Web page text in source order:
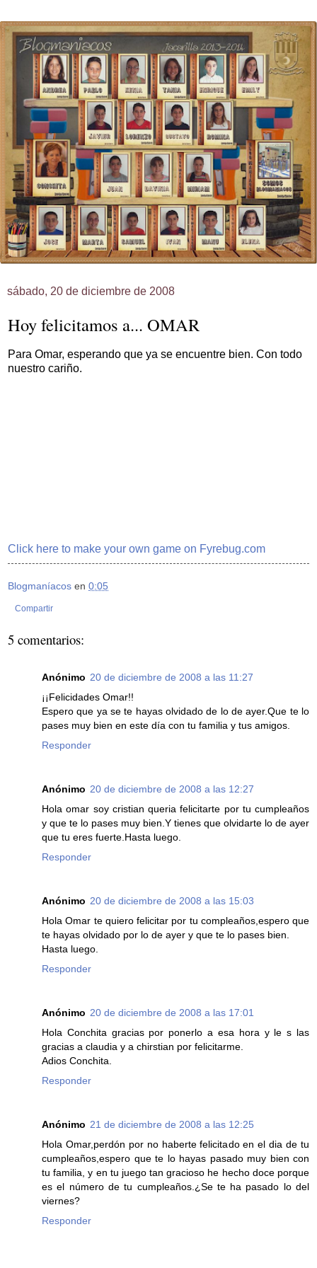
sábado, 20 de diciembre de 2008
Hoy felicitamos a... OMAR
Para Omar, esperando que ya se encuentre bien. Con todo
nuestro cariño.
Click here to make your own game on Fyrebug.com
Blogmaníacos en 0:05
Compartir
5 comentarios:
Anónimo 20 de diciembre de 2008 a las 11:27
¡¡Felicidades Omar!!
Espero que ya se te hayas olvidado de lo de ayer.Que te lo
pases muy bien en este día con tu familia y tus amigos.
Responder
Anónimo 20 de diciembre de 2008 a las 12:27
Hola omar soy cristian queria felicitarte por tu cumpleaños
y que te lo pases muy bien.Y tienes que olvidarte lo de ayer
que tu eres fuerte.Hasta luego.
Responder
Anónimo 20 de diciembre de 2008 a las 15:03
Hola Omar te quiero felicitar por tu compleaños,espero que
te hayas olvidado por lo de ayer y que te lo pases bien.
Hasta luego.
Responder
Anónimo 20 de diciembre de 2008 a las 17:01
Hola Conchita gracias por ponerlo a esa hora y le s las
gracias a claudia y a chirstian por felicitarme.
Adios Conchita.
Responder
Anónimo 21 de diciembre de 2008 a las 12:25
Hola Omar,perdón por no haberte felicitado en el dia de tu
cumpleaños,espero que te lo hayas pasado muy bien con
tu familia, y en tu juego tan gracioso he hecho doce porque
es el número de tu cumpleaños.¿Se te ha pasado lo del
viernes?
Responder